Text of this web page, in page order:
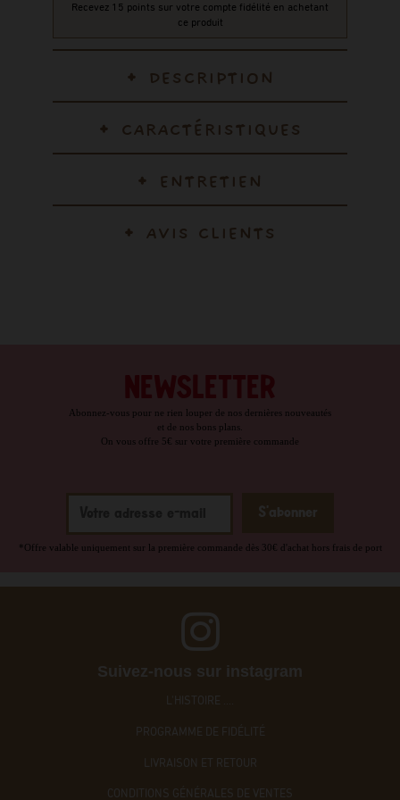
Recevez 15 points sur votre compte fidélité en achetant
ce produit
DESCRIPTION
CARACTÉRISTIQUES
ENTRETIEN
AVIS CLIENTS
Abonnez-vous pour ne rien louper de nos dernières nouveautés
et de nos bons plans.
On vous offre 5€ sur votre première commande
*Offre valable uniquement sur la première commande dès 30€ d'achat hors frais de port
Suivez-nous sur instagram
L'HISTOIRE ....
PROGRAMME DE FIDÉLITÉ
LIVRAISON ET RETOUR
CONDITIONS GÉNÉRALES DE VENTES